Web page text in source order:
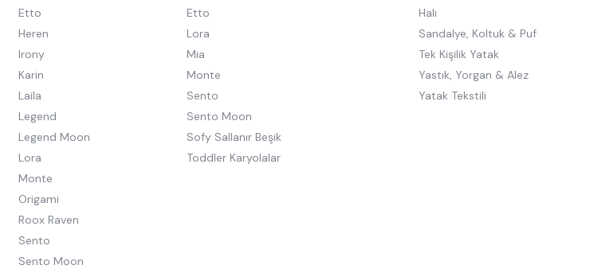
Etto
Heren
Irony
Karin
Laila
Legend
Legend Moon
Lora
Monte
Origami
Roox Raven
Sento
Sento Moon
Etto
Lora
Mia
Monte
Sento
Sento Moon
Sofy Sallanır Beşik
Toddler Karyolalar
Halı
Sandalye, Koltuk & Puf
Tek Kişilik Yatak
Yastık, Yorgan & Alez
Yatak Tekstili